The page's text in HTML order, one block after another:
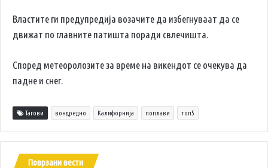
Властите ги предупредија возачите да избегнуваат да се
движат по главните патишта поради свлечишта.
Според метеоролозите за време на викендот се очекува да
падне и снег.
Тагови вондредно Калифорнија поплави топ5
Поврзани вести